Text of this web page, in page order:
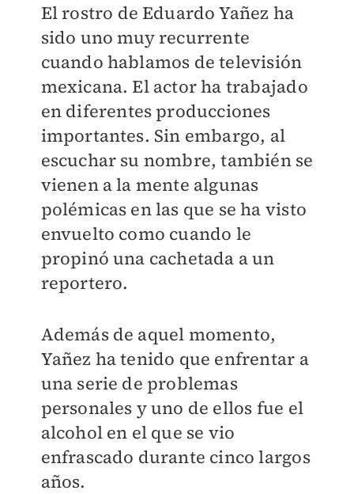
El rostro de Eduardo Yañez ha
sido uno muy recurrente
cuando hablamos de televisión
mexicana. El actor ha trabajado
en diferentes producciones
importantes. Sin embargo, al
escuchar su nombre, también se
vienen a la mente algunas
polémicas en las que se ha visto
envuelto como cuando le
propinó una cachetada a un
reportero.
Además de aquel momento,
Yañez ha tenido que enfrentar a
una serie de problemas
personales y uno de ellos fue el
alcohol en el que se vio
enfrascado durante cinco largos
años.